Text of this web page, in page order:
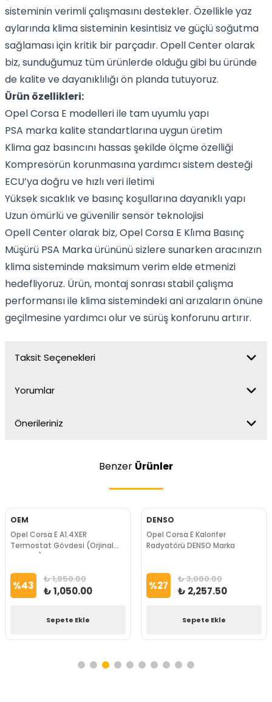
sisteminin verimli çalışmasını destekler. Özellikle yaz
aylarında klima sisteminin kesintisiz ve güçlü soğutma
sağlaması için kritik bir parçadır. Opell Center olarak
biz, sunduğumuz tüm ürünlerde olduğu gibi bu üründe
de kalite ve dayanıklılığı ön planda tutuyoruz.
Ürün özellikleri:
Opel Corsa E modelleri ile tam uyumlu yapı
PSA marka kalite standartlarına uygun üretim
Klima gaz basıncını hassas şekilde ölçme özelliği
Kompresörün korunmasına yardımcı sistem desteği
ECU’ya doğru ve hızlı veri iletimi
Yüksek sıcaklık ve basınç koşullarına dayanıklı yapı
Uzun ömürlü ve güvenilir sensör teknolojisi
Opell Center olarak biz, Opel Corsa E Kli̇ma Basınç
Müşürü PSA Marka ürününü sizlere sunarken aracınızın
klima sisteminde maksimum verim elde etmenizi
hedefliyoruz. Ürün, montaj sonrası stabil çalışma
performansı ile klima sistemindeki ani arızaların önüne
geçilmesine yardımcı olur ve sürüş konforunu artırır.
Taksit Seçenekleri
Yorumlar
Önerileriniz
Benzer Ürünler
OEM
Opel Corsa E A1.4XER
Termostat Gövdesi (Orjinal
Müşürlü) Oem Marka
%43 ₺ 1,850.00
₺ 1,050.00
Sepete Ekle
DENSO
Opel Corsa E Kalorifer
Radyatörü DENSO Marka
%27 ₺ 3,080.00
₺ 2,257.50
Sepete Ekle